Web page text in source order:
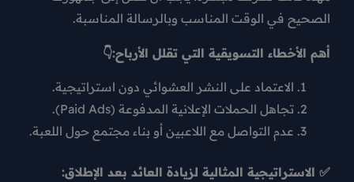
الصحيح في الوقت المناسب وبالرسالة المناسبة.
أهم الأخطاء التسويقية التي تقلل الأرباح:👇
الاعتماد على النشر العشوائي دون استراتيجية.
تجاهل الحملات الإعلانية المدفوعة (Paid Ads).
عدم التواصل مع اللاعبين أو بناء مجتمع حول اللعبة.
✅ الاستراتيجية المثالية لزيادة العائد بعد الإطلاق: